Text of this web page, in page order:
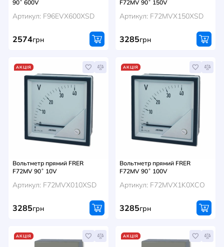
90˚ 600V
Артикул: F96EVX600XSD
2574грн
F72MV 90˚ 150V
Артикул: F72MVX150XSD
3285грн
АКЦІЯ
Вольтметр прямий FRER
F72MV 90˚ 10V
Артикул: F72MVX010XSD
3285грн
АКЦІЯ
Вольтметр прямий FRER
F72MV 90˚ 100V
Артикул: F72MVX1K0XCO
3285грн
АКЦІЯ АКЦІЯ